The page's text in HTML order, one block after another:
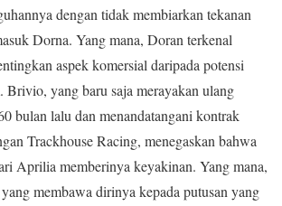
dengan tidak membiarkan tekanan
Dorna. Yang mana, Doran terkenal
aspek komersial daripada potensi
Brivio, yang baru saja merayakan ulang
bulan lalu dan menandatangani kontrak
Trackhouse Racing, menegaskan bahwa
Aprilia memberinya keyakinan. Yang mana,
membawa dirinya kepada putusan yang